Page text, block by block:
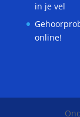
in je vel
online!